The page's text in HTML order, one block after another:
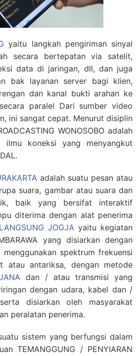
yaitu langkah pengiriman sinyal
secara bertepatan via satelit,
data di jaringan, dll, dan juga
bak layanan server bagi klien,
dan kanal bukti arahan ke
paralel Dari sumber video
ini sangat cepat. Menurut disiplin
WONOSOBO adalah
ilmu koneksi yang menyangkut
adalah suatu pesan atau
suara, gambar atau suara dan
baik yang bersifat interaktif
diterima dengan alat penerima
JOGJA yaitu kegiatan
yang disiarkan dengan
spektrum frekuensi
atau antariksa, dengan metode
dan / atau transmisi yang
dengan udara, kabel dan /
disiarkan oleh masyarakat
peralatan penerima.
sistem yang berfungsi dalam
TEMANGGUNG / PENYIARAN